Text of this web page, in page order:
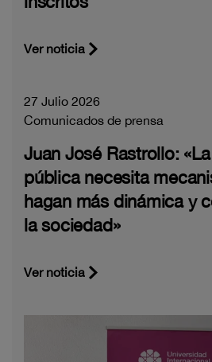
Ver noticia
27 Julio 2026
Comunicados de prensa
Juan José Rastrollo:
pública necesita
hagan más dinámica y
la sociedad»
Ver noticia